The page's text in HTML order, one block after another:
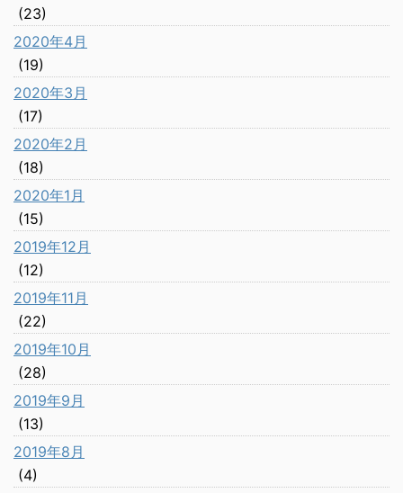
(23)
2020年4月
(19)
2020年3月
(17)
2020年2月
(18)
2020年1月
(15)
2019年12月
(12)
2019年11月
(22)
2019年10月
(28)
2019年9月
(13)
2019年8月
(4)